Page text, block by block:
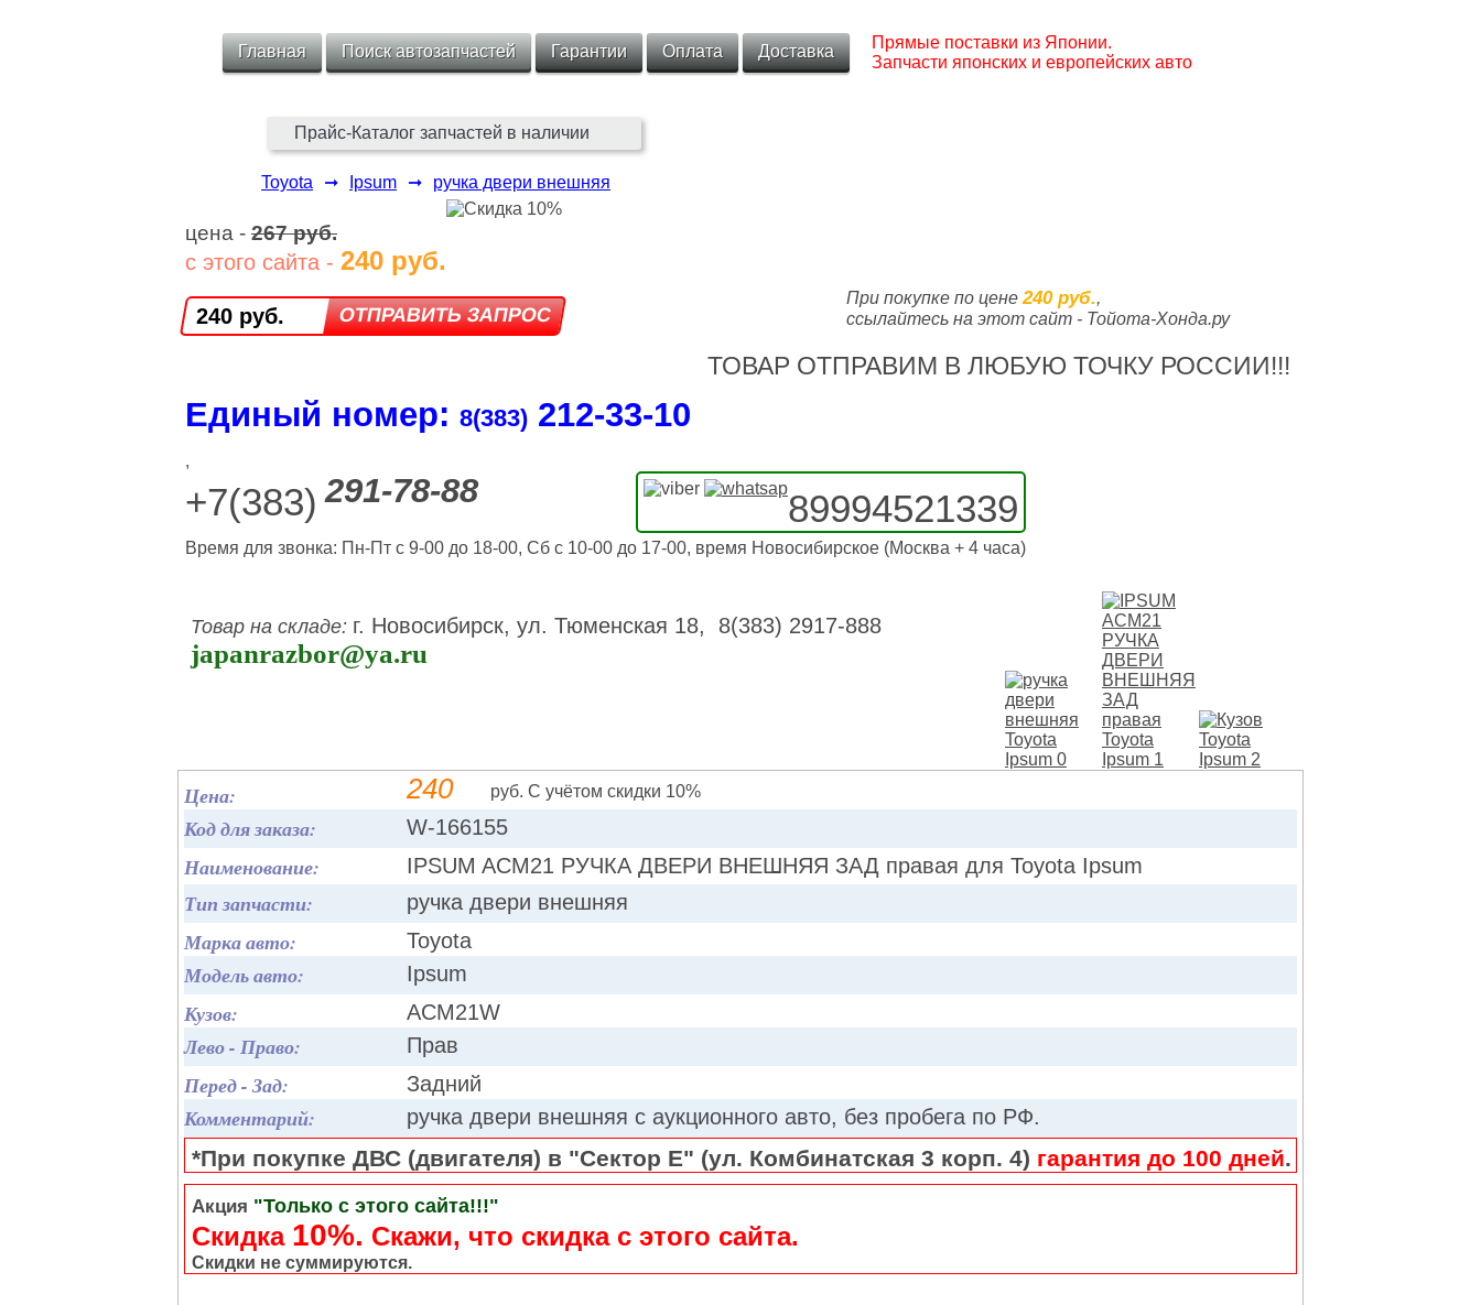
Главная Поиск автозапчастей Гарантии Оплата Доставка
Прямые поставки из Японии.
Запчасти японских и европейских авто
Прайс-Каталог запчастей в наличии
Toyota ➞ Ipsum ➞ ручка двери внешняя
цена - 267 руб.
с этого сайта - 240 руб.
240 руб.
При покупке по цене 240 руб.,
ссылайтесь на этот сайт - Тойота-Хонда.ру
ТОВАР ОТПРАВИМ В ЛЮБУЮ ТОЧКУ РОССИИ!!!
Единый номер: 8(383) 212‑33‑10
,
+7(383) 291-78-88 89994521339
Время для звонка: Пн-Пт с 9-00 до 18-00, Сб с 10-00 до 17-00, время Новосибирское (Москва + 4 часа)
Товар на складе: г. Новосибирск, ул. Тюменская 18, 8(383) 2917-888
japanrazbor@ya.ru
Цена: 240 руб. С учётом скидки 10%
Код для заказа: W-166155
Наименование: IPSUM ACM21 РУЧКА ДВЕРИ ВНЕШНЯЯ ЗАД правая для Toyota Ipsum
Тип запчасти: ручка двери внешняя
Марка авто: Toyota
Модель авто: Ipsum
Кузов: ACM21W
Лево - Право: Прав
Перед - Зад: Задний
Комментарий: ручка двери внешняя с аукционного авто, без пробега по РФ.
*При покупке ДВС (двигателя) в "Сектор Е" (ул. Комбинатская 3 корп. 4) гарантия до 100 дней.
Акция "Только с этого сайта!!!"
Скидка 10%. Cкажи, что скидка с этого сайта.
Скидки не суммируются.